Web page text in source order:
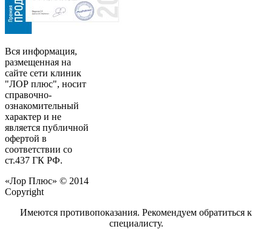
Вся информация,
размещенная на
сайте сети клиник
"ЛОР плюс", носит
справочно-
ознакомительный
характер и не
является публичной
офертой в
соответствии со
ст.437 ГК РФ.
«Лор Плюс» © 2014
Copyright
Имеются противопоказания. Рекомендуем обратиться к
специалисту.